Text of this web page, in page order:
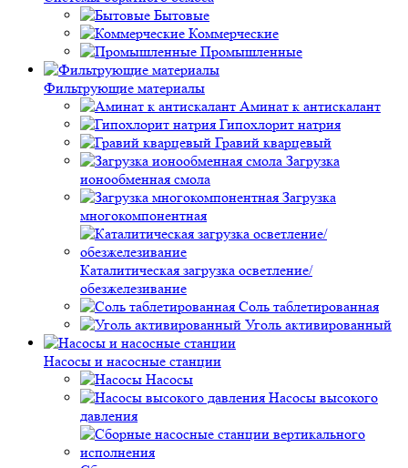
Бытовые
Коммерческие
Промышленные
Фильтрующие материалы
Аминат к антискалант
Гипохлорит натрия
Гравий кварцевый
Загрузка
ионообменная смола
Загрузка
многокомпонентная
Каталитическая загрузка осветление/
обезжелезивание
Соль таблетированная
Уголь активированный
Насосы и насосные станции
Насосы
Насосы высокого
давления